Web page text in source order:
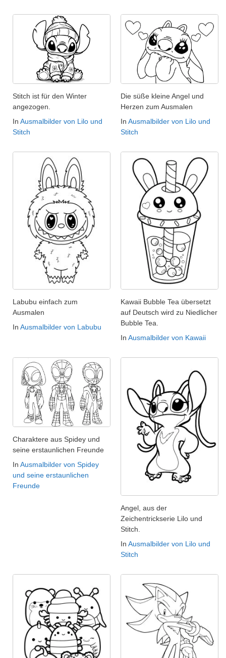
Stitch ist für den Winter
angezogen.
In Ausmalbilder von Lilo und
Stitch
Die süße kleine Angel und
Herzen zum Ausmalen
In Ausmalbilder von Lilo und
Stitch
Labubu einfach zum
Ausmalen
In Ausmalbilder von Labubu
Kawaii Bubble Tea übersetzt
auf Deutsch wird zu Niedlicher
Bubble Tea.
In Ausmalbilder von Kawaii
Charaktere aus Spidey und
seine erstaunlichen Freunde
In Ausmalbilder von Spidey
und seine erstaunlichen
Freunde
Angel, aus der
Zeichentrickserie Lilo und
Stitch.
In Ausmalbilder von Lilo und
Stitch